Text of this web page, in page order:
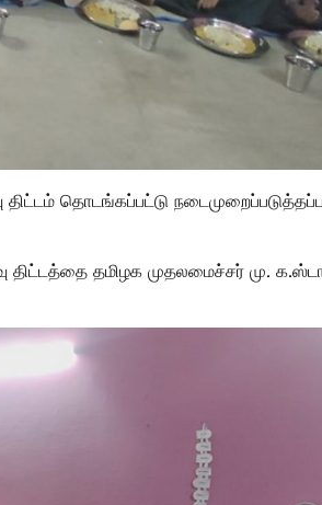
தொடங்கப்பட்டு
திட்டத்தை தமிழக முதலமைச்சர் மு.